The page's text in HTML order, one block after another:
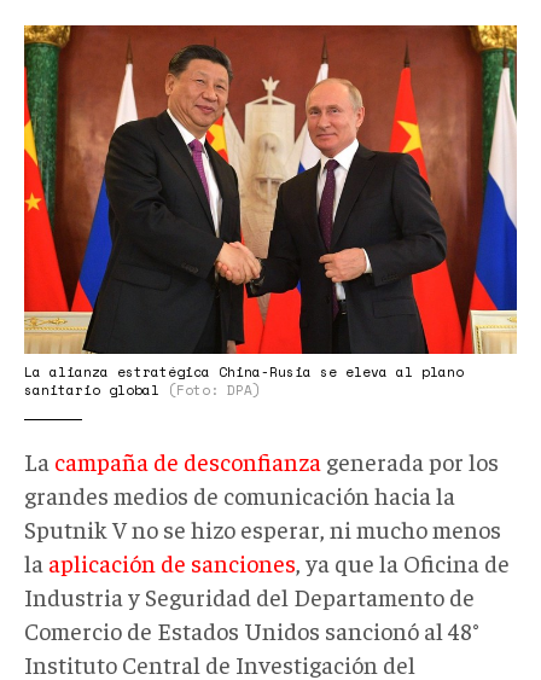
Vladimir
Putin
y
Xi
Jinping_DPA.jpg
La alianza estratégica China-Rusia se eleva al plano
sanitario global
(Foto: DPA)
La campaña de desconfianza generada por los
grandes medios de comunicación hacia la
Sputnik V no se hizo esperar, ni mucho menos
la aplicación de sanciones , ya que la Oficina de
Industria y Seguridad del Departamento de
Comercio de Estados Unidos sancionó al 48°
Instituto Central de Investigación del